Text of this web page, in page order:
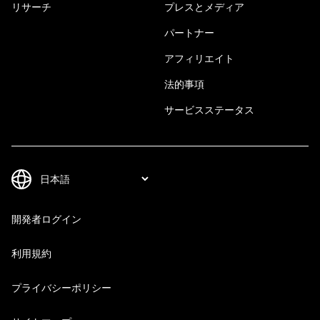
リサーチ プレスとメディア
パートナー
アフィリエイト
法的事項
サービスステータス
開発者ログイン
利用規約
プライバシーポリシー